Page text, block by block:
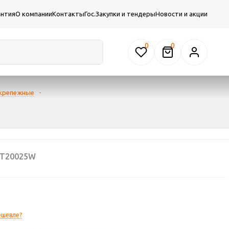
О компанииКонтактыГос.Закупки и тендерыНовости и акции
0
-